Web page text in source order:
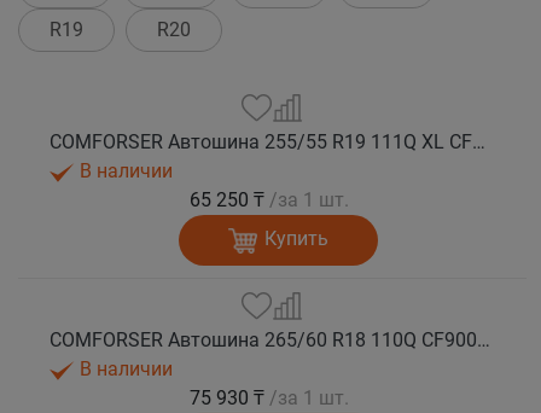
R19
R20
COMFORSER Автошина 255/55 R19 111Q XL CF9000 R/T RWL лето
В наличии
65 250 ₸ /за 1 шт.
Купить
COMFORSER Автошина 265/60 R18 110Q CF9000 R/T RWL лето
В наличии
75 930 ₸ /за 1 шт.